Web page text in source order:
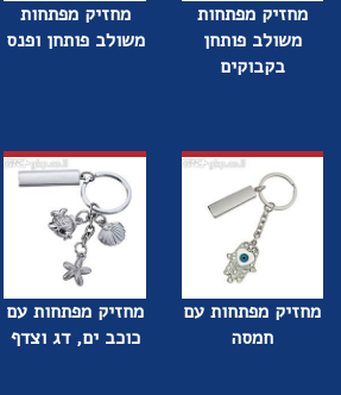
מחזיק מפתחות
משולב פותחן
בקבוקים
מחזיק מפתחות
משולב פותחן ופנס
מחזיק מפתחות עם
חמסה
מחזיק מפתחות עם
כוכב ים, דג וצדף